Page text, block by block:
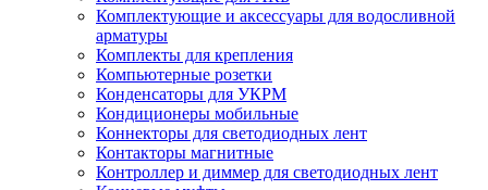
Комплектующие и аксессуары для водосливной
арматуры
Комплекты для крепления
Компьютерные розетки
Конденсаторы для УКРМ
Кондиционеры мобильные
Коннекторы для светодиодных лент
Контакторы магнитные
Контроллер и диммер для светодиодных лент